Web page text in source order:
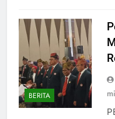
BERITA